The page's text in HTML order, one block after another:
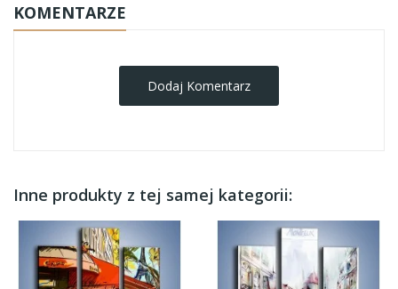
KOMENTARZE
Dodaj Komentarz
Inne produkty z tej samej kategorii: